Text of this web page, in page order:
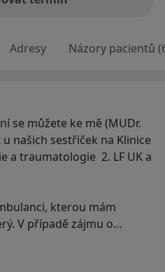
Adresy Názory pacientů
se můžete ke mě (MUDr.
našich sestřiček na Klinice
a traumatologie 2. LF UK a
kterou mám
V případě zájmu o
na tel. čísle. 224438828 v
objednání se dostavte v